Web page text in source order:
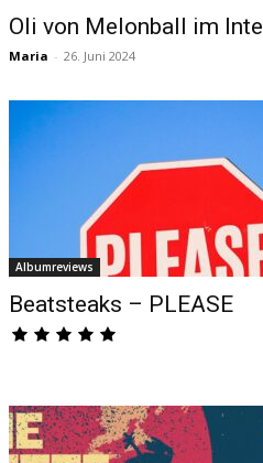
Oli von Melonball im
Maria - 26. Juni 2024
Albumreviews
Beatsteaks – PLEASE